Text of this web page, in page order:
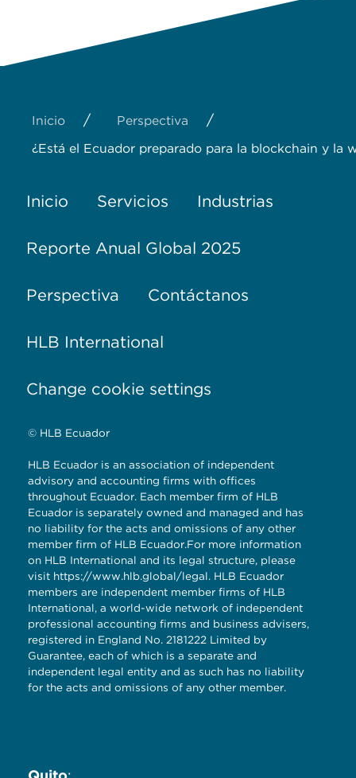
Inicio / Perspectiva /
¿Está el Ecuador preparado para la blockchain y la
Inicio Servicios Industrias
Reporte Anual Global 2025
Perspectiva Contáctanos
HLB International
Change cookie settings
© HLB Ecuador
HLB Ecuador is an association of independent
advisory and accounting firms with offices
throughout Ecuador. Each member firm of HLB
Ecuador is separately owned and managed and has
no liability for the acts and omissions of any other
member firm of HLB Ecuador.For more information
on HLB International and its legal structure, please
visit https://www.hlb.global/legal. HLB Ecuador
members are independent member firms of HLB
International, a world-wide network of independent
professional accounting firms and business advisers,
registered in England No. 2181222 Limited by
Guarantee, each of which is a separate and
independent legal entity and as such has no liability
for the acts and omissions of any other member.